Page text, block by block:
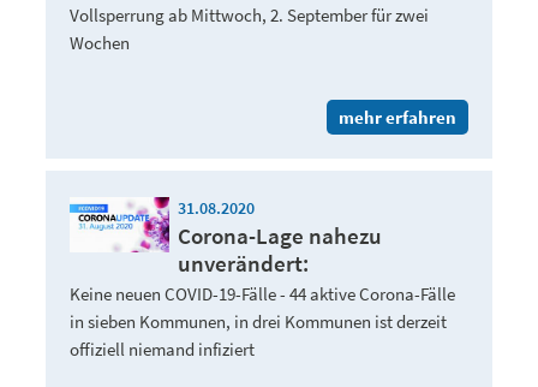
Vollsperrung ab Mittwoch, 2. September für zwei
Wochen
mehr erfahren
31.08.2020
Corona-Lage nahezu
unverändert:
Keine neuen COVID-19-Fälle - 44 aktive Corona-Fälle
in sieben Kommunen, in drei Kommunen ist derzeit
offiziell niemand infiziert